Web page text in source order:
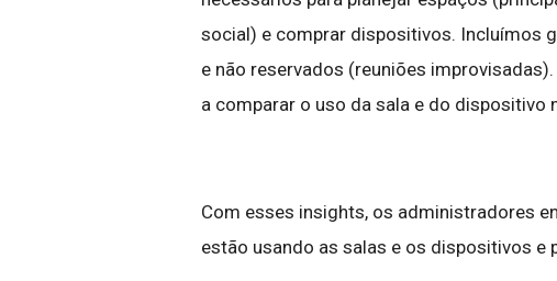
social) e comprar dispositivos. Incluímos
e não reservados (reuniões
a comparar o uso da sala e do dispositivo
Com esses insights, os administradores
estão usando as salas e os dispositivos